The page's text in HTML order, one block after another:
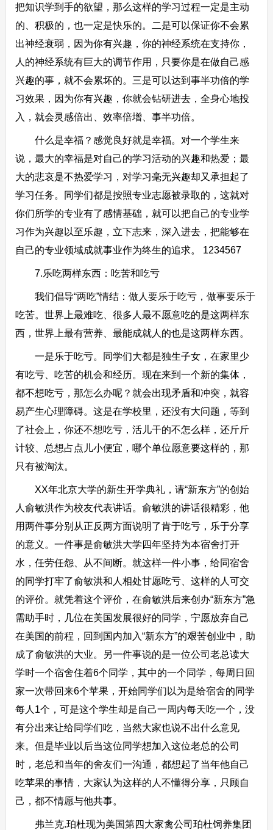
把知识学到手的欲望，那么这样的学习过程一定是主动
的、积极的，也一定是快乐的。二是可以保证你不会累
出神经衰弱，因为你有兴趣，你的神经系统在支持你，
人的神经系统有巨大的调节作用，只要你是在做自己感
兴趣的事，就不会累坏的。三是可以达到事半功倍的学
习效果，因为你有兴趣，你就会钻研进去，全身心地投
入，就会灵感倍出、效率倍增、事半功倍。
什么是幸福？感觉良好就是幸福。对一个学生来
说，最大的幸福是对自己的学习活动的兴趣和热爱；最
大的悲哀是不热爱学习，对学习毫无兴趣却又承担起了
学习任务。同学们都是按照专业志愿被录取的，这就对
你们所学的专业有了感情基础，就可以把自己的专业学
习作为兴趣以至乐趣，立下志来，深入进去，把能够在
自己的专业领域成就事业作为终生的追求。 1234567
7.乐吃两样东西：吃苦和吃亏
我们倡导“两吃”情结：做人要乐于吃亏，做事要乐于
吃苦。世界上最难吃、很多人最不愿意吃的是这两样东
西，世界上最有营养、最能成就人的也是这两样东西。
一是乐于吃亏。同学们大都是独生子女，在家里少
有吃亏、吃苦的机会和经历。现在来到一个新的集体，
都不想吃亏，那怎么办呢？就会出现矛盾和冲突，就容
易产生心理障碍。这是在学校里，还没有大问题，等到
了社会上，你还不想吃亏，活儿干的不怎么样，还斤斤
计较、总想占点儿小便宜，哪个单位愿意要这样的，那
只有被淘汰。
XX年北京大学的新生开学典礼，请“新东方”的创始
人俞敏洪作为校友代表讲话。俞敏洪的讲话很精彩，他
用两件事分别从正反两方面说明了肯于吃亏，乐于分享
的意义。一件事是俞敏洪大学四年坚持为本宿舍打开
水，任劳任怨、从不间断。就这样一件小事，给同宿舍
的同学打牢了俞敏洪和人相处甘愿吃亏、这样的人可交
的评价。就凭着这个评价，在俞敏洪后来创办“新东方”急
需助手时，几位在美国发展很好的同学，宁愿放弃自己
在美国的前程，回到国内加入“新东方”的艰苦创业中，助
成了俞敏洪的大业。另一件事说的是一位公司老总读大
学时一个宿舍住着6个同学，其中的一个同学，每周日回
家一次带回来6个苹果，开始同学们以为是给宿舍的同学
每人1个，可是这个学生却是自己一周内每天吃一个，没
有分出来让给同学们吃，当然大家也说不出什么意见
来。但是毕业以后当这位同学想加入这位老总的公司
时，老总和当年的舍友们一沟通，都想起了当年他自己
吃苹果的事情，大家认为这样的人不懂得分享，只顾自
己，都不情愿与他共事。
弗兰克.珀杜现为美国第四大家禽公司珀杜饲养集团